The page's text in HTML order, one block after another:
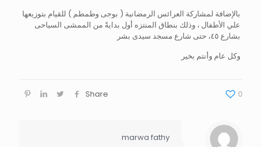
بالإضافة لمشاركة العرائس الرمضانية ( بوجى وطمطم ) للقيام بتوزيعها
علي الأطفال ، وذلك بنطاق المنتزه أول بدايةً من الممشى السياحى
بشارع ٤٥، حتى شارع مسجد سيدى بشر
وكل عام وأنتم بخير
Share 0
marwa fathy